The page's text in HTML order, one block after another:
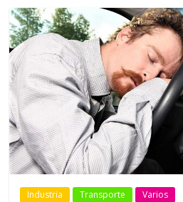
Industria Transporte Varios